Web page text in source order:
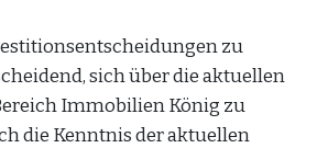
zu
sich über die aktuellen
Immobilien König zu
die Kenntnis der aktuellen